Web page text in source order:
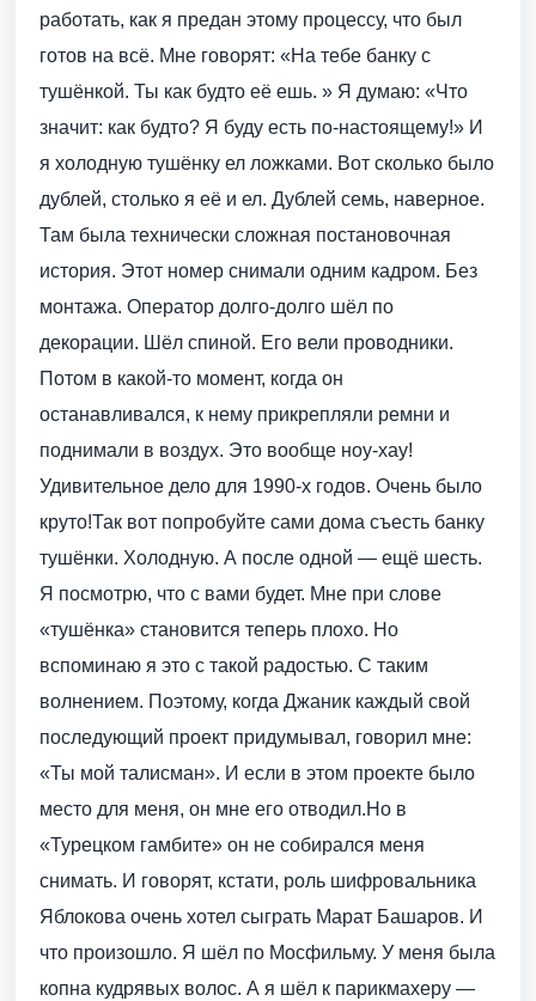
работать, как я предан этому процессу, что был
готов на всё. Мне говорят: «На тебе банку с
тушёнкой. Ты как будто её ешь. » Я думаю: «Что
значит: как будто? Я буду есть по-настоящему!» И
я холодную тушёнку ел ложками. Вот сколько было
дублей, столько я её и ел. Дублей семь, наверное.
Там была технически сложная постановочная
история. Этот номер снимали одним кадром. Без
монтажа. Оператор долго-долго шёл по
декорации. Шёл спиной. Его вели проводники.
Потом в какой-то момент, когда он
останавливался, к нему прикрепляли ремни и
поднимали в воздух. Это вообще ноу-хау!
Удивительное дело для 1990-х годов. Очень было
круто!Так вот попробуйте сами дома съесть банку
тушёнки. Холодную. А после одной — ещё шесть.
Я посмотрю, что с вами будет. Мне при слове
«тушёнка» становится теперь плохо. Но
вспоминаю я это с такой радостью. С таким
волнением. Поэтому, когда Джаник каждый свой
последующий проект придумывал, говорил мне:
«Ты мой талисман». И если в этом проекте было
место для меня, он мне его отводил.Но в
«Турецком гамбите» он не собирался меня
снимать. И говорят, кстати, роль шифровальника
Яблокова очень хотел сыграть Марат Башаров. И
что произошло. Я шёл по Мосфильму. У меня была
копна кудрявых волос. А я шёл к парикмахеру —